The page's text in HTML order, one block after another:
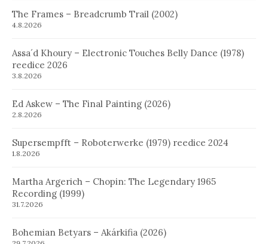
The Frames – Breadcrumb Trail (2002)
4.8.2026
Assa´d Khoury – Electronic Touches Belly Dance (1978)
reedice 2026
3.8.2026
Ed Askew – The Final Painting (2026)
2.8.2026
Supersempfft – Roboterwerke (1979) reedice 2024
1.8.2026
Martha Argerich – Chopin: The Legendary 1965
Recording (1999)
31.7.2026
Bohemian Betyars – Akárkifia (2026)